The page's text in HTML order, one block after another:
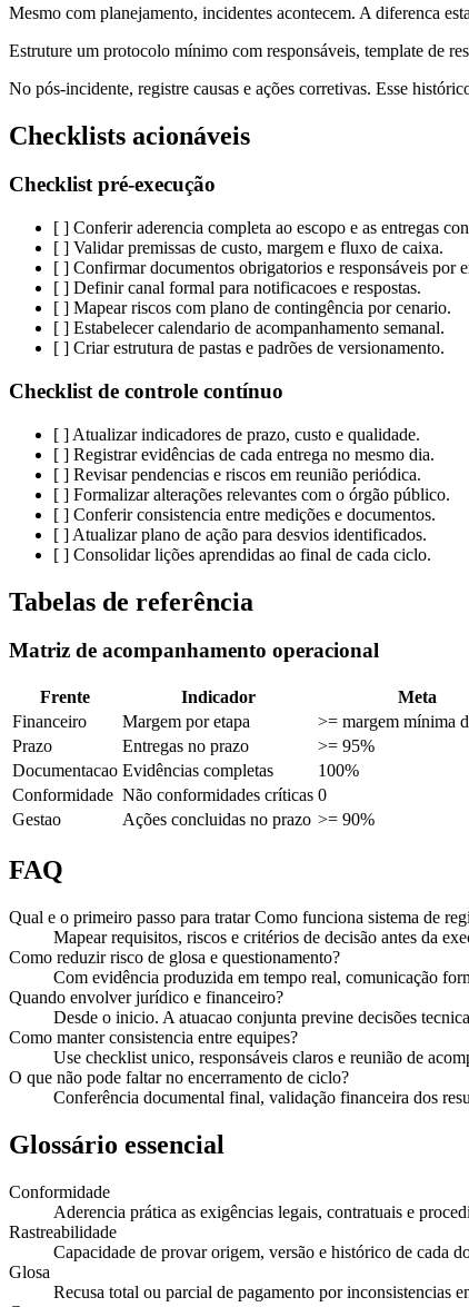
Mesmo com planejamento, incidentes acontecem. A diferenca
Estruture um protocolo mínimo com responsáveis, template de
No pós-incidente, registre causas e ações corretivas. Esse
Checklists acionáveis
Checklist pré-execução
[ ] Conferir aderencia completa ao escopo e as entregas
[ ] Validar premissas de custo, margem e fluxo de caixa.
[ ] Confirmar documentos obrigatorios e responsáveis por
[ ] Definir canal formal para notificacoes e respostas.
[ ] Mapear riscos com plano de contingência por cenario.
[ ] Estabelecer calendario de acompanhamento semanal.
[ ] Criar estrutura de pastas e padrões de versionamento.
Checklist de controle contínuo
[ ] Atualizar indicadores de prazo, custo e qualidade.
[ ] Registrar evidências de cada entrega no mesmo dia.
[ ] Revisar pendencias e riscos em reunião periódica.
[ ] Formalizar alterações relevantes com o órgão público.
[ ] Conferir consistencia entre medições e documentos.
[ ] Atualizar plano de ação para desvios identificados.
[ ] Consolidar lições aprendidas ao final de cada ciclo.
Tabelas de referência
Matriz de acompanhamento operacional
Frente Indicador Meta
Financeiro
Margem por etapa >= margem mínima
Prazo
Entregas no prazo >= 95%
Documentacao Evidências completas 100%
Conformidade Não conformidades críticas 0
Gestao
Ações concluidas no prazo >= 90%
FAQ
Qual e o primeiro passo para tratar Como funciona sistema de
Mapear requisitos, riscos e critérios de decisão antes da
Como reduzir risco de glosa e questionamento?
Com evidência produzida em tempo real, comunicação
Quando envolver jurídico e financeiro?
Desde o inicio. A atuacao conjunta previne decisões
Como manter consistencia entre equipes?
Use checklist unico, responsáveis claros e reunião de
O que não pode faltar no encerramento de ciclo?
Conferência documental final, validação financeira dos
Glossário essencial
Conformidade
Aderencia prática as exigências legais, contratuais e
Rastreabilidade
Capacidade de provar origem, versão e histórico de cada
Glosa
Recusa total ou parcial de pagamento por inconsistencias